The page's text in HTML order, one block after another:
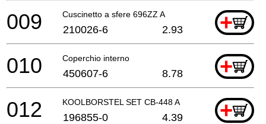
Cuscinetto a sfere 696ZZ A +
009 210026-6 2.93
Coperchio interno +
010 450607-6 8.78
KOOLBORSTEL SET CB-448 A +
012 196855-0 4.39